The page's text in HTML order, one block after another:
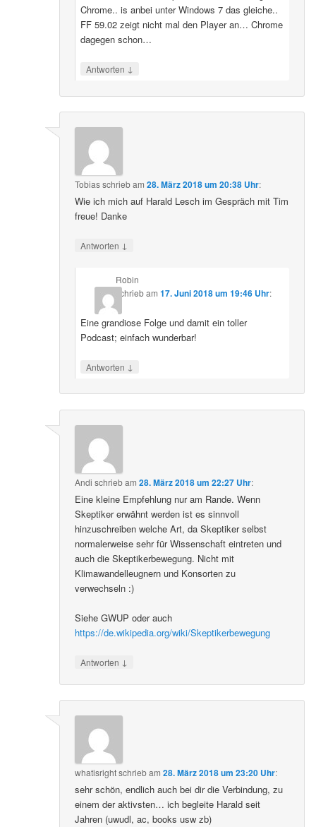
Chrome.. is anbei unter Windows 7 das gleiche..
FF 59.02 zeigt nicht mal den Player an… Chrome
dagegen schon…
Antworten ↓
Tobiasschriebam28. März 2018 um 20:38 Uhr:
Wie ich mich auf Harald Lesch im Gespräch mit Tim
freue! Danke
Antworten ↓
Robin
schriebam 17. Juni 2018 um 19:46 Uhr:
Eine grandiose Folge und damit ein toller
Podcast; einfach wunderbar!
Antworten ↓
Andi schriebam28. März 2018 um 22:27 Uhr:
Eine kleine Empfehlung nur am Rande. Wenn
Skeptiker erwähnt werden ist es sinnvoll
hinzuschreiben welche Art, da Skeptiker selbst
normalerweise sehr für Wissenschaft eintreten und
auch die Skeptikerbewegung. Nicht mit
Klimawandelleugnern und Konsorten zu
verwechseln :)
Siehe GWUP oder auch
https://de.wikipedia.org/wiki/Skeptikerbewegung
Antworten ↓
whatisrightschriebam28. März 2018 um 23:20 Uhr:
sehr schön, endlich auch bei dir die Verbindung, zu
einem der aktivsten… ich begleite Harald seit
Jahren (uwudl, ac, books usw zb)